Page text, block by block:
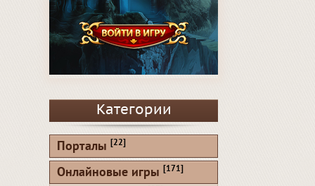
Категории
Порталы [22]
Онлайновые игры [171]